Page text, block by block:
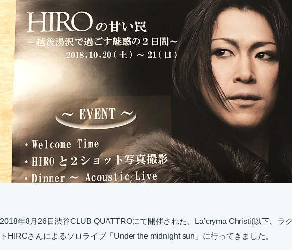
2018年8月26日渋谷CLUB QUATTROにて開催された、La’cryma Christi(以下、ラ
トHIROさんによるソロライブ「Under the midnight sun」に行ってきました。